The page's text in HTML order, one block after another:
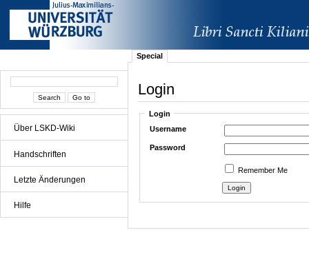
Über LSKD-Wiki
Handschriften
Letzte Änderungen
Hilfe
Special
Login
Login
Username
Password
Remember Me